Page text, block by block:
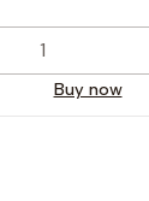
Buy now